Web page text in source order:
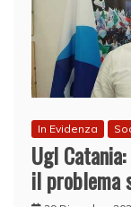
In Evidenza
Ugl
il problema